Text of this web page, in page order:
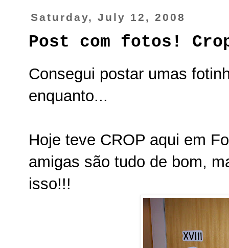
Saturday, July 12, 2008
Post com fotos!
Consegui postar umas
enquanto...
Hoje teve CROP aqui em
amigas são tudo de bom,
isso!!!